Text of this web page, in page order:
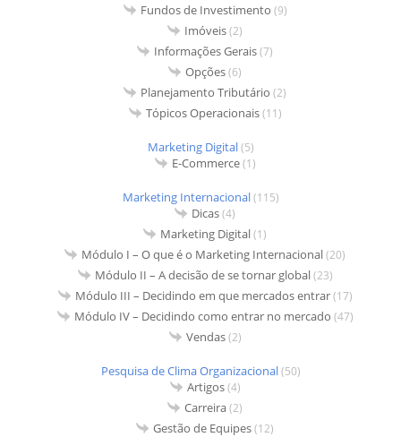
Fundos de Investimento (9)
Imóveis(2)
Informações Gerais(7)
Opções(6)
Planejamento Tributário (2)
Tópicos Operacionais(11)
Marketing Digital(5)
E-Commerce(1)
Marketing Internacional(115)
Dicas(4)
Marketing Digital(1)
Módulo I – O que é o Marketing Internacional(20)
Módulo II – A decisão de se tornar global(23)
Módulo III – Decidindo em que mercados entrar(17)
Módulo IV – Decidindo como entrar no mercado (47)
Vendas(2)
Pesquisa de Clima Organizacional(50)
Artigos(4)
Carreira(2)
Gestão de Equipes(12)